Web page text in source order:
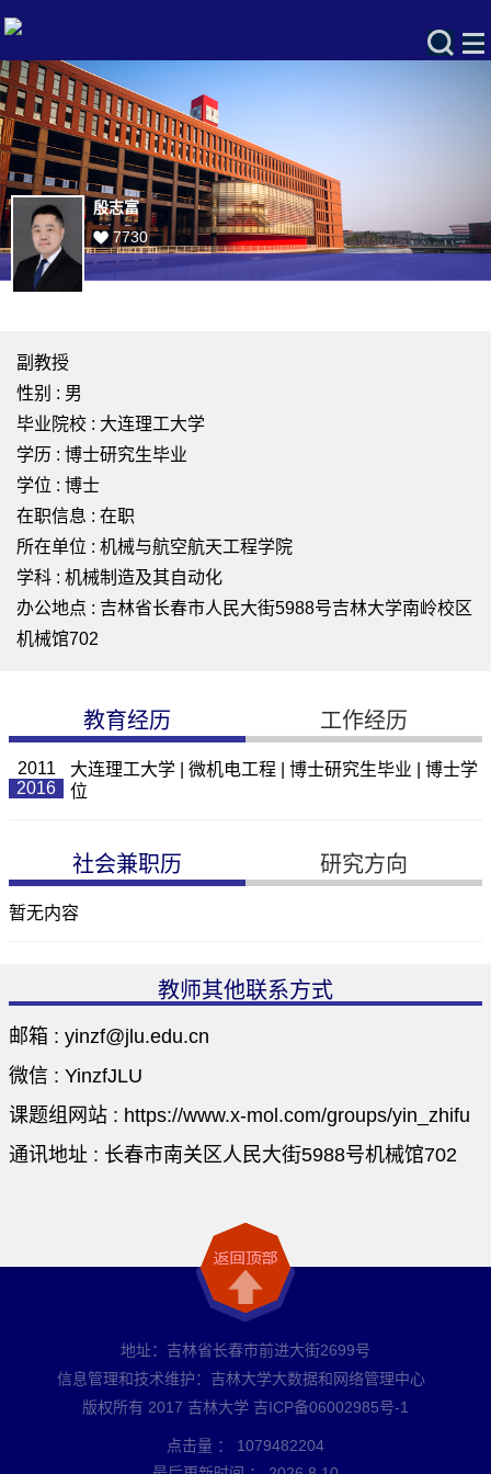
殷志富
7730
副教授
性别 : 男
毕业院校 : 大连理工大学
学历 : 博士研究生毕业
学位 : 博士
在职信息 : 在职
所在单位 : 机械与航空航天工程学院
学科 : 机械制造及其自动化
办公地点 : 吉林省长春市人民大街5988号吉林大学南岭校区
机械馆702
教育经历 工作经历
2011
2016
大连理工大学 | 微机电工程 | 博士研究生毕业 | 博士学
位
社会兼职历 研究方向
暂无内容
教师其他联系方式
邮箱 : yinzf@jlu.edu.cn
微信 : YinzfJLU
课题组网站 : https://www.x-mol.com/groups/yin_zhifu
通讯地址 : 长春市南关区人民大街5988号机械馆702
地址：吉林省长春市前进大街2699号
信息管理和技术维护：吉林大学大数据和网络管理中心
版权所有 2017 吉林大学 吉ICP备06002985号-1
点击量 ： 1079482204